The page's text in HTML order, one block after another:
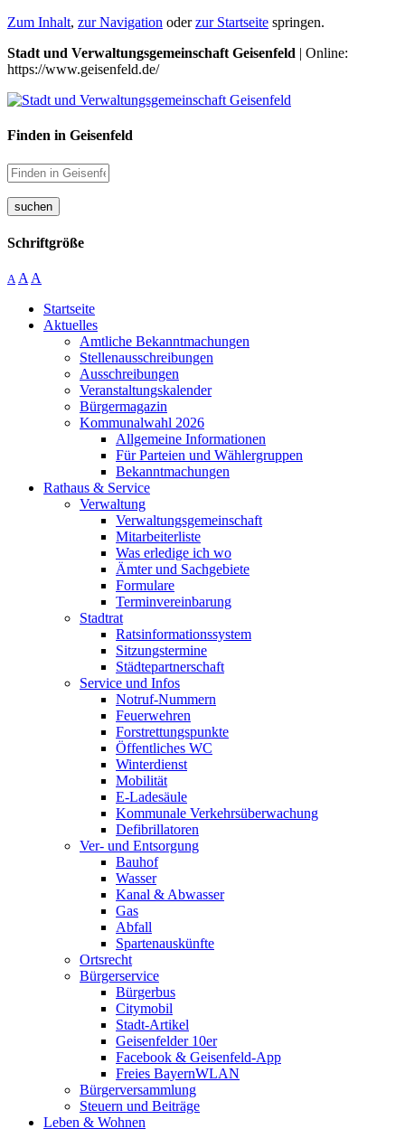
Zum Inhalt, zur Navigation oderzur Startseite springen.
Stadt und Verwaltungsgemeinschaft Geisenfeld | Online:
https://www.geisenfeld.de/
Finden in Geisenfeld
suchen
Schriftgröße
A A A
Startseite
Aktuelles
Amtliche Bekanntmachungen
Stellenausschreibungen
Ausschreibungen
Veranstaltungskalender
Bürgermagazin
Kommunalwahl 2026
Allgemeine Informationen
Für Parteien und Wählergruppen
Bekanntmachungen
Rathaus & Service
Verwaltung
Verwaltungsgemeinschaft
Mitarbeiterliste
Was erledige ich wo
Ämter und Sachgebiete
Formulare
Terminvereinbarung
Stadtrat
Ratsinformationssystem
Sitzungstermine
Städtepartnerschaft
Service und Infos
Notruf-Nummern
Feuerwehren
Forstrettungspunkte
Öffentliches WC
Winterdienst
Mobilität
E-Ladesäule
Kommunale Verkehrsüberwachung
Defibrillatoren
Ver- und Entsorgung
Bauhof
Wasser
Kanal & Abwasser
Gas
Abfall
Spartenauskünfte
Ortsrecht
Bürgerservice
Bürgerbus
Citymobil
Stadt-Artikel
Geisenfelder 10er
Facebook & Geisenfeld-App
Freies BayernWLAN
Bürgerversammlung
Steuern und Beiträge
Leben & Wohnen